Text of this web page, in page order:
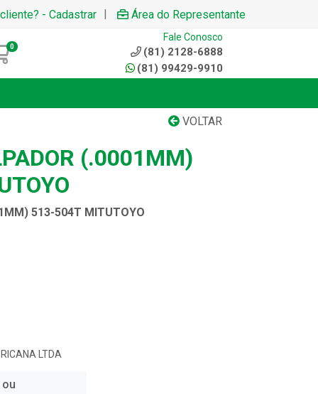
- Cadastrar | Área do Representante
0
Fale Conosco
(81) 2128-6888
(81) 99429-9910
VOLTAR
(.0001MM)
513-504T MITUTOYO
LTDA